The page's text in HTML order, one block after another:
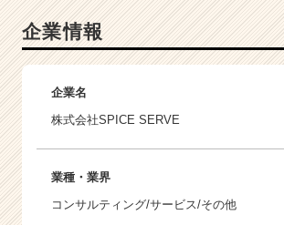
企業情報
企業名
株式会社SPICE SERVE
業種・業界
コンサルティング/サービス/その他